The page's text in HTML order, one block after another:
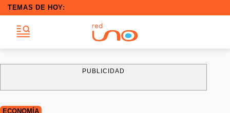
TEMAS DE HOY:
PUBLICIDAD
ECONOMÍA